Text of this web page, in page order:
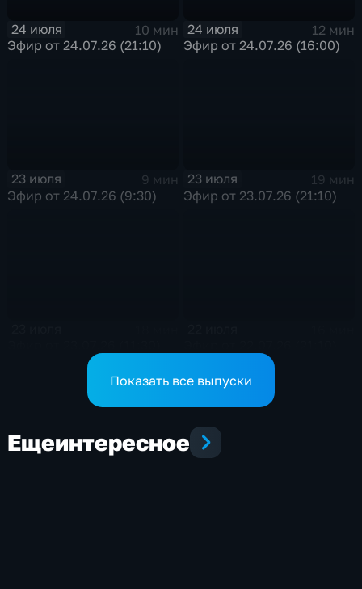
24 июля
10 мин
Эфир от 24.07.26 (21:10)
24 июля
12 мин
Эфир от 24.07.26 (16:00)
23 июля
9 мин
Эфир от 24.07.26 (9:30)
23 июля
19 мин
Эфир от 23.07.26 (21:10)
Показать все выпуски
Ещеинтересное